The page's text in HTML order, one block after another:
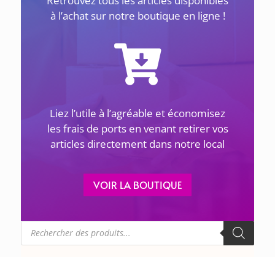
ACTUALITÉS
1 avril 2026
LES GÉNOCIDES DU 20E SIÈCLE ET LES JUSTES –
La Maison de la Culture Arménienne de
Denis
à l’achat sur notre boutique en ligne !
Liez l’utile à l’agréable et économisez
les frais de ports en venant retirer vos
articles directement dans notre local
VOIR LA BOUTIQUE
Recherche
de
produits